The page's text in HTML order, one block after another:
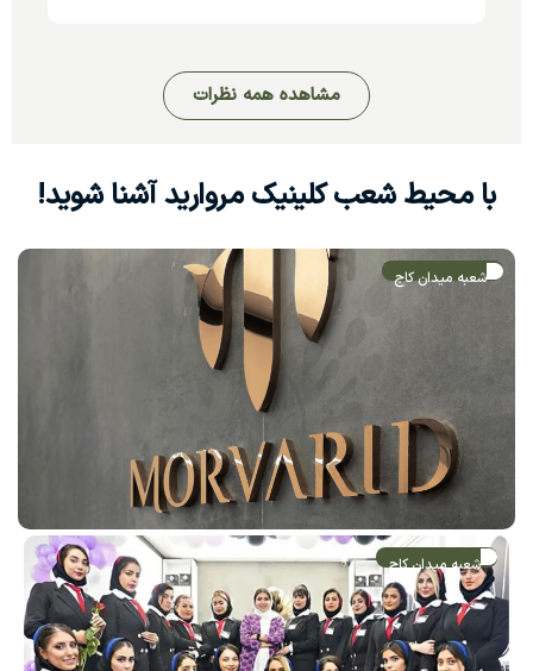
مشاهده همه نظرات
با محیط شعب کلینیکمرواریدآشنا شوید!
شعبه میدان کاج
شعبه میدان کاج